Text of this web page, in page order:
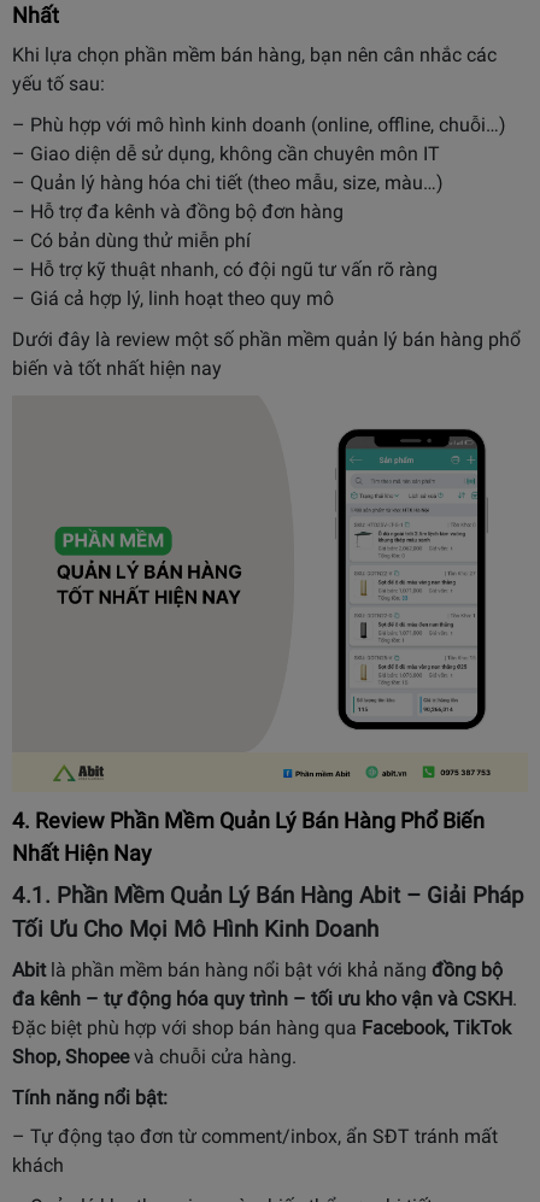
Nhất
Khi lựa chọn phần mềm bán hàng, bạn nên cân nhắc các
yếu tố sau:
– Phù hợp với mô hình kinh doanh (online, offline, chuỗi…)
– Giao diện dễ sử dụng, không cần chuyên môn IT
– Quản lý hàng hóa chi tiết (theo mẫu, size, màu…)
– Hỗ trợ đa kênh và đồng bộ đơn hàng
– Có bản dùng thử miễn phí
– Hỗ trợ kỹ thuật nhanh, có đội ngũ tư vấn rõ ràng
– Giá cả hợp lý, linh hoạt theo quy mô
Dưới đây là review một số phần mềm quản lý bán hàng phổ
biến và tốt nhất hiện nay
4. Review Phần Mềm Quản Lý Bán Hàng Phổ Biến
Nhất Hiện Nay
4.1. Phần Mềm Quản Lý Bán Hàng Abit – Giải Pháp
Tối Ưu Cho Mọi Mô Hình Kinh Doanh
Abitlà phần mềm bán hàng nổi bật với khả năng đồng bộ
đa kênh – tự động hóa quy trình – tối ưu kho vận và CSKH.
Đặc biệt phù hợp với shop bán hàng qua Facebook, TikTok
Shop, Shopeevà chuỗi cửa hàng.
Tính năng nổi bật:
– Tự động tạo đơn từ comment/inbox, ẩn SĐT tránh mất
khách